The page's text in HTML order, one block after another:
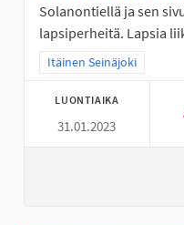
Solanontiellä ja sen
lapsiperheitä. Lapsia
Rajaa tulokset teeman
Itäinen Seinäjoki
LUONTIAIKA
31.01.2023